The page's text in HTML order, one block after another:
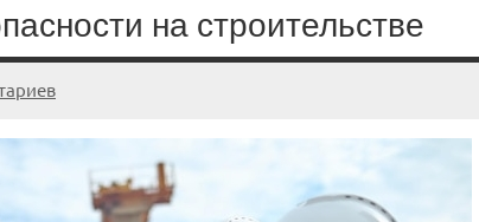
на строительстве